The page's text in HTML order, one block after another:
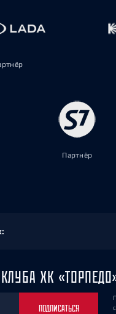
Партнёр
ХК
ПОДПИСАТЬСЯ